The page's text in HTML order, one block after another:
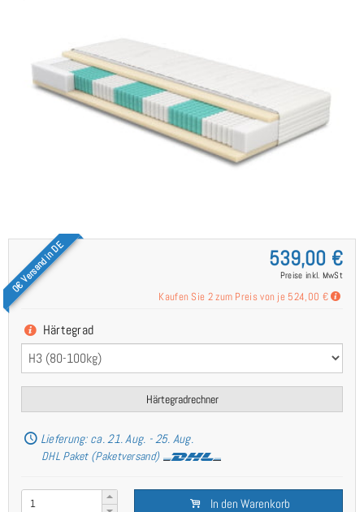
0€ Versand in DE 539,00 €
Preise inkl. MwSt
Kaufen Sie 2 zum Preis von je 524,00 €
Härtegrad
Härtegradrechner
Lieferung: ca. 21. Aug. - 25. Aug.
DHL Paket (Paketversand)
In den Warenkorb